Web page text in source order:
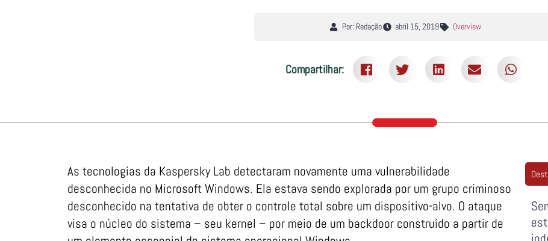
Por: Redação abril 15, 2019 Overview
Compartilhar:
As tecnologias da Kaspersky Lab detectaram novamente uma vulnerabilidade
desconhecida no Microsoft Windows. Ela estava sendo explorada por um grupo criminoso
desconhecido na tentativa de obter o controle total sobre um dispositivo-alvo. O ataque
visa o núcleo do sistema – seu kernel – por meio de um backdoor construído a partir de